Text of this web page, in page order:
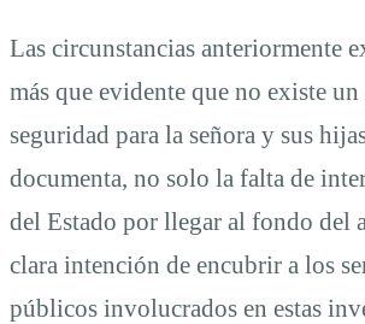
Las circunstancias anteriormente
más que evidente que no existe
seguridad para la señora y sus
documenta, no solo la falta de
del Estado por llegar al fondo del
clara intención de encubrir a los
públicos involucrados en estas